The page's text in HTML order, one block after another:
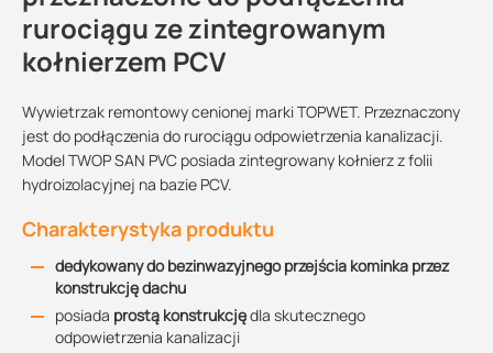
rurociągu ze zintegrowanym
kołnierzem PCV
Wywietrzak remontowy cenionej marki TOPWET. Przeznaczony
jest do podłączenia do rurociągu odpowietrzenia kanalizacji.
Model TWOP SAN PVC posiada zintegrowany kołnierz z folii
hydroizolacyjnej na bazie PCV.
Charakterystyka produktu
dedykowany do bezinwazyjnego przejścia kominka przez
konstrukcję dachu
posiada prostą konstrukcjędla skutecznego
odpowietrzenia kanalizacji